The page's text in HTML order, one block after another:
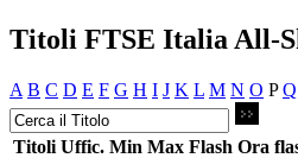
Titoli FTSE Italia All-
A B C D E F G H I J K L M N O PQ
Titoli Uffic. Min Max Flash Ora